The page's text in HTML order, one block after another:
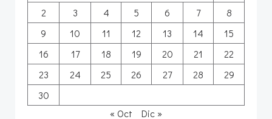
2
3 4 5 6 7
8
9
10 11 12 13 14
15
16
17 18 19 20 21
22
23
24 25 26 27 28
29
30
« Oct
Dic »